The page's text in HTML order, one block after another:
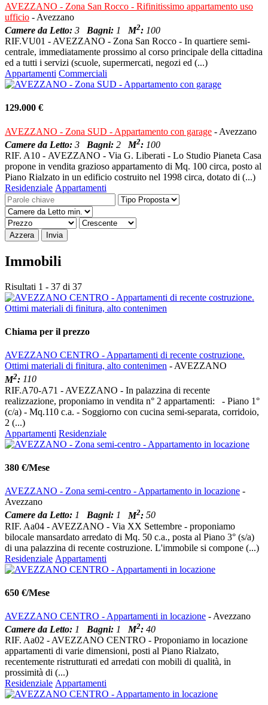
AVEZZANO - Zona San Rocco - Rifinitissimo appartamento uso
ufficio - Avezzano
Camere da Letto: 3 Bagni: 1 M2: 100
RIF.VU01 - AVEZZANO - Zona San Rocco - In quartiere semi-
centrale, immediatamente prossimo al corso principale della cittadina
ed a tutti i servizi (scuole, supermercati, negozi ed (...)
Appartamenti Commerciali
129.000 €
AVEZZANO - Zona SUD - Appartamento con garage - Avezzano
Camere da Letto: 3 Bagni: 2 M2: 100
RIF. A10 - AVEZZANO - Via G. Liberati - Lo Studio Pianeta Casa
propone in vendita grazioso appartamento di Mq. 100 circa, posto al
Piano Rialzato in un edificio costruito nel 1998 circa, dotato di (...)
Residenziale Appartamenti
Azzera Invia
Immobili
Risultati 1 - 37 di 37
Chiama per il prezzo
AVEZZANO CENTRO - Appartamenti di recente costruzione.
Ottimi materiali di finitura, alto contenimen - AVEZZANO
M2: 110
RIF.A70-A71 - AVEZZANO - In palazzina di recente
realizzazione, proponiamo in vendita n° 2 appartamenti: - Piano 1°
(c/a) - Mq.110 c.a. - Soggiorno con cucina semi-separata, corridoio,
2 (...)
Appartamenti Residenziale
380 €/Mese
AVEZZANO - Zona semi-centro - Appartamento in locazione -
Avezzano
Camere da Letto: 1 Bagni: 1 M2: 50
RIF. Aa04 - AVEZZANO - Via XX Settembre - proponiamo
bilocale mansardato arredato di Mq. 50 c.a., posta al Piano 3° (s/a)
di una palazzina di recente costruzione. L'immobile si compone (...)
Residenziale Appartamenti
650 €/Mese
AVEZZANO CENTRO - Appartamenti in locazione - Avezzano
Camere da Letto: 1 Bagni: 1M2: 40
RIF. Aa02 - AVEZZANO CENTRO - Proponiamo in locazione
appartamenti di varie dimensioni, posti al Piano Rialzato,
recentemente ristrutturati ed arredati con mobili di qualità, in
prossimità di (...)
Residenziale Appartamenti